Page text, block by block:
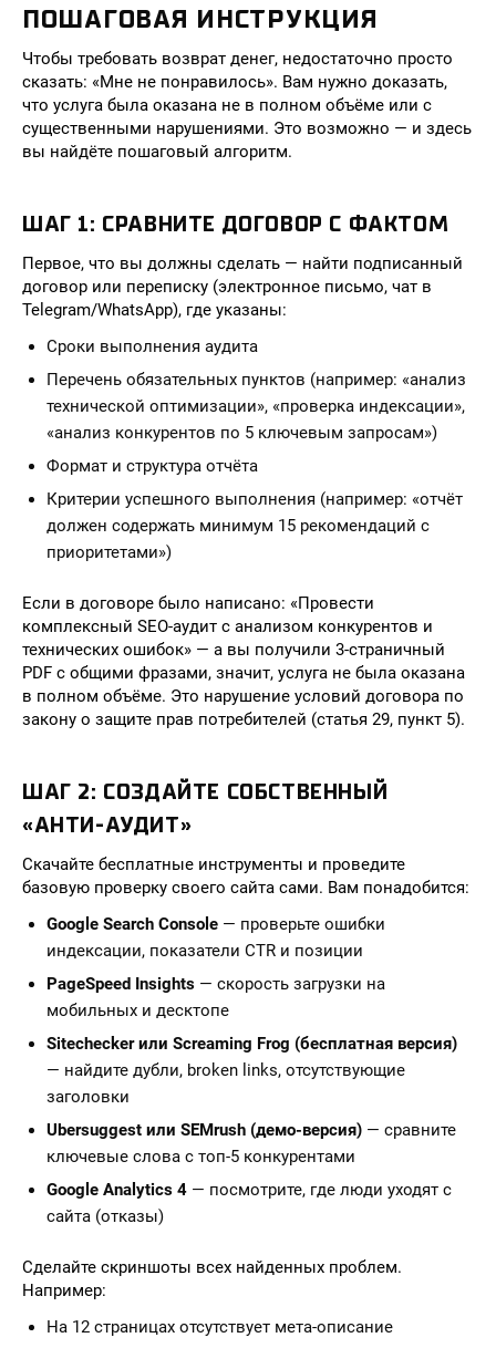
ПОШАГОВАЯ ИНСТРУКЦИЯ
Чтобы требовать возврат денег, недостаточно просто
сказать: «Мне не понравилось». Вам нужно доказать,
что услуга была оказана не в полном объёме или с
существенными нарушениями. Это возможно — и здесь
вы найдёте пошаговый алгоритм.
ШАГ 1: СРАВНИТЕ ДОГОВОР С ФАКТОМ
Первое, что вы должны сделать — найти подписанный
договор или переписку (электронное письмо, чат в
Telegram/WhatsApp), где указаны:
Сроки выполнения аудита
Перечень обязательных пунктов (например: «анализ
технической оптимизации», «проверка индексации»,
«анализ конкурентов по 5 ключевым запросам»)
Формат и структура отчёта
Критерии успешного выполнения (например: «отчёт
должен содержать минимум 15 рекомендаций с
приоритетами»)
Если в договоре было написано: «Провести
комплексный SEO-аудит с анализом конкурентов и
технических ошибок» — а вы получили 3-страничный
PDF с общими фразами, значит, услуга не была оказана
в полном объёме. Это нарушение условий договора по
закону о защите прав потребителей (статья 29, пункт 5).
ШАГ 2: СОЗДАЙТЕ СОБСТВЕННЫЙ
«АНТИ-АУДИТ»
Скачайте бесплатные инструменты и проведите
базовую проверку своего сайта сами. Вам понадобится:
Google Search Console — проверьте ошибки
индексации, показатели CTR и позиции
PageSpeed Insights — скорость загрузки на
мобильных и десктопе
Sitechecker или Screaming Frog (бесплатная версия)
— найдите дубли, broken links, отсутствующие
заголовки
Ubersuggest или SEMrush (демо-версия) — сравните
ключевые слова с топ-5 конкурентами
Google Analytics 4 — посмотрите, где люди уходят с
сайта (отказы)
Сделайте скриншоты всех найденных проблем.
Например:
На 12 страницах отсутствует мета-описание